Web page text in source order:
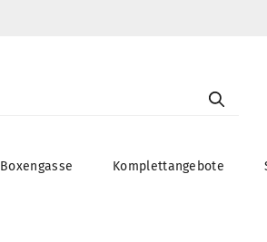
Boxengasse Komplettangebote